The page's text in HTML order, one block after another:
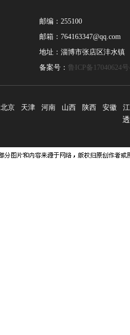
邮编：255100
邮箱：764163347@qq.com
地址：淄博市张店区沣水镇
备案号： 鲁ICP备17040624
北京 天津 河南 山西 陕西 安徽